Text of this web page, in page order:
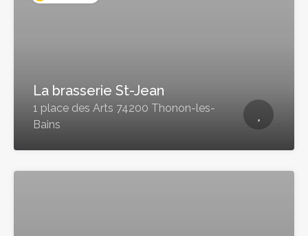
La brasserie St-Jean
1 place des Arts 74200 Thonon-les-
Bains